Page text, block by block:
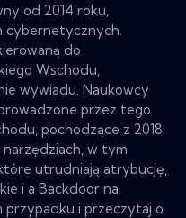
od 2014 roku,
cybernetycznych.
do
Wschodu,
wywiadu. Naukowcy
przez tego
pochodzące z 2018
narzędziach, w tym
utrudniają atrybucję,
i a Backdoor na
przypadku i przeczytaj o